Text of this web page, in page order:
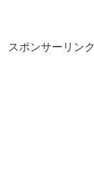
スポンサーリンク